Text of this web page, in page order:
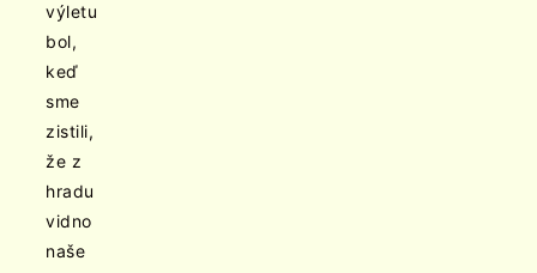
výletu
bol,
keď
sme
zistili,
že z
hradu
vidno
naše